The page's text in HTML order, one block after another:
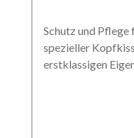
Schutz und
spezieller
erstklassigen